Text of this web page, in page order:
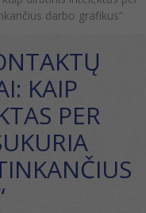
darbo grafikus“
KAIP
PER